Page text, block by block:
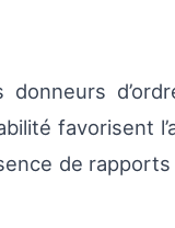
favorisent
de